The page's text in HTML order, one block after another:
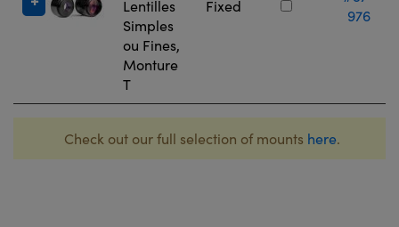
Lentilles
Simples
ou Fines,
Monture
T
Fixed
976
Check out our full selection of mounts here.